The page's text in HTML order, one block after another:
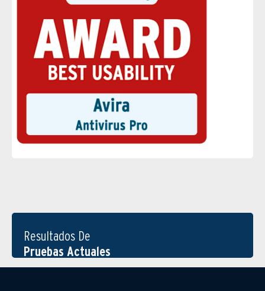
Resultados De
Pruebas Actuales